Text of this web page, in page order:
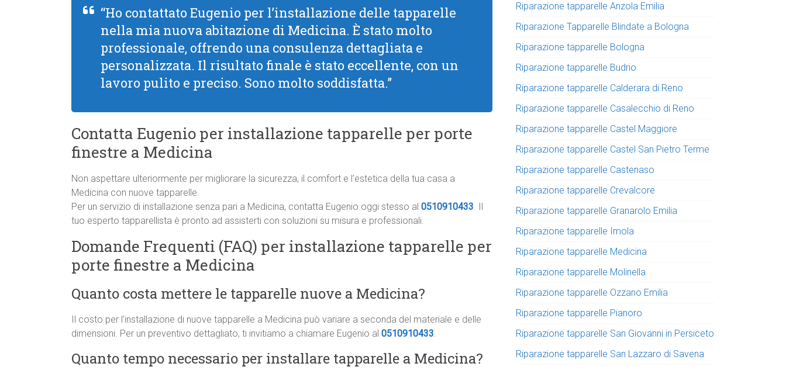
“Ho contattato Eugenio per l’installazione delle tapparelle
nella mia nuova abitazione di Medicina. È stato molto
professionale, offrendo una consulenza dettagliata e
personalizzata. Il risultato finale è stato eccellente, con un
lavoro pulito e preciso. Sono molto soddisfatta.”
Contatta Eugenio per installazione tapparelle per porte
finestre a Medicina
Non aspettare ulteriormente per migliorare la sicurezza, il comfort e l’estetica della tua casa a
Medicina con nuove tapparelle.
Per un servizio di installazione senza pari a Medicina, contatta Eugenio oggi stesso al 0510910433. Il
tuo esperto tapparellista è pronto ad assisterti con soluzioni su misura e professionali.
Domande Frequenti (FAQ) per installazione tapparelle per
porte finestre a Medicina
Quanto costa mettere le tapparelle nuove a Medicina?
Il costo per l’installazione di nuove tapparelle a Medicina può variare a seconda del materiale e delle
dimensioni. Per un preventivo dettagliato, ti invitiamo a chiamare Eugenio al 0510910433.
Quanto tempo necessario per installare tapparelle a Medicina?
Riparazione tapparelle Anzola Emilia
Riparazione Tapparelle Blindate a Bologna
Riparazione tapparelle Bologna
Riparazione tapparelle Budrio
Riparazione tapparelle Calderara di Reno
Riparazione tapparelle Casalecchio di Reno
Riparazione tapparelle Castel Maggiore
Riparazione tapparelle Castel San Pietro Terme
Riparazione tapparelle Castenaso
Riparazione tapparelle Crevalcore
Riparazione tapparelle Granarolo Emilia
Riparazione tapparelle Imola
Riparazione tapparelle Medicina
Riparazione tapparelle Molinella
Riparazione tapparelle Ozzano Emilia
Riparazione tapparelle Pianoro
Riparazione tapparelle San Giovanni in Persiceto
Riparazione tapparelle San Lazzaro di Savena